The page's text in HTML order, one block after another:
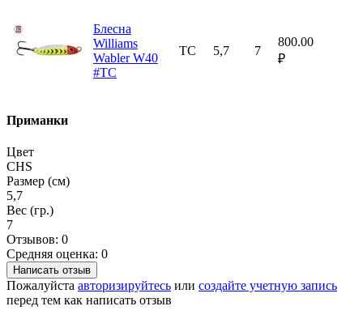
Блесна
Williams
Wabler W40
#TC
TC 5,7 7
800.00
₽
Приманки
Цвет
CHS
Размер (см)
5,7
Вес (гр.)
7
Отзывов: 0
Средняя оценка: 0
Написать отзыв
Пожалуйста авторизируйтесь или создайте учетную запись
перед тем как написать отзыв